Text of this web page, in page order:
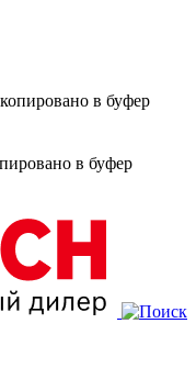
в буфер
в буфер